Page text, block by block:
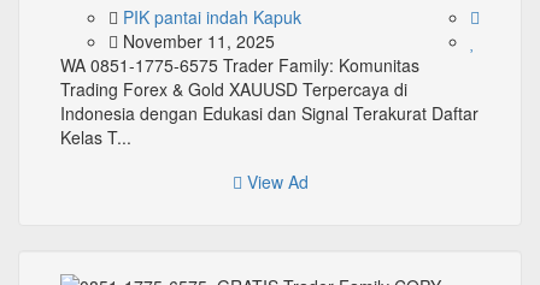
PIK pantai indah Kapuk
November 11, 2025
WA 0851-1775-6575 Trader Family: Komunitas
Trading Forex & Gold XAUUSD Terpercaya di
Indonesia dengan Edukasi dan Signal Terakurat Daftar
Kelas T...
View Ad